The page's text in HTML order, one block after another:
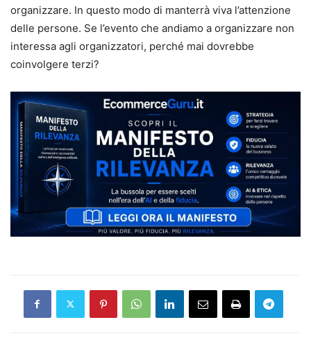
organizzare. In questo modo di manterrà viva l’attenzione
delle persone. Se l’evento che andiamo a organizzare non
interessa agli organizzatori, perché mai dovrebbe
coinvolgere terzi?